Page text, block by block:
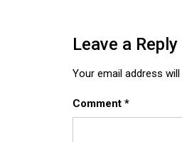
Leave a Reply
Your email address
Comment *